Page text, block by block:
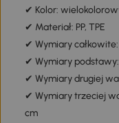
✔ Kolor:
✔ Materiał: PP, TPE
✔ Wymiary całkowite:
✔ Wymiary podstawy:
✔ Wymiary drugiej
✔ Wymiary trzeciej
cm